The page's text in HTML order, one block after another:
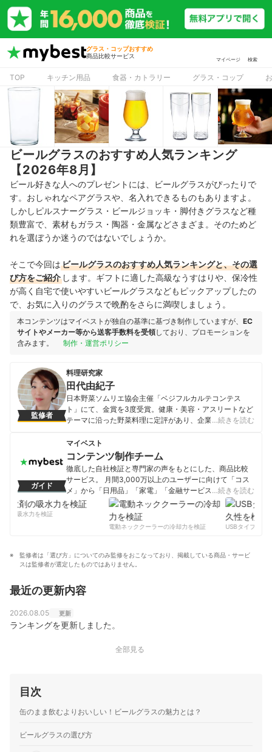
グラス・コップおすすめ
商品比較サービス
マイページ 検索
TOP キッチン用品 食器・カトラリー グラス・コップ
ビールグラスのおすすめ人気ランキング
【2026年8月】
ビール好きな人へのプレゼントには、ビールグラスがぴったりで
す。おしゃれなペアグラスや、名入れできるものもありますよ。
しかしピルスナーグラス・ビールジョッキ・脚付きグラスなど種
類豊富で、素材もガラス・陶器・金属などさまざま。そのためど
れを選ぼうか迷うのではないでしょうか。
そこで今回はビールグラスのおすすめ人気ランキングと、その選
び方をご紹介 します。ギフトに適した高級なうすはりや、保冷性
が高く自宅で使いやすいビールグラスなどもピックアップしたの
で、お気に入りのグラスで晩酌をさらに満喫しましょう。
本コンテンツはマイベストが独自の基準に基づき制作していますが、 EC
サイトやメーカー等から送客手数料を受領しており、プロモーションを
含みます。
制作・運営ポリシー
監修者
料理研究家
田代由紀子
日本野菜ソムリエ協会主催「ベジフルカルテコンテス
ト」にて、金賞を3度受賞。健康・美容・アスリートなど
テーマに沿った野菜料理に定評があり、企業・自治体な
活を！」をコンセプトに、主婦目線のアイデアを盛り込
んだ料理教室「オレンジキッチンクッキングスタジオ」
を主宰している。 野菜ソムリエ・アスリートフードマイ
スター・食生活アドバイザー等の資格多数。読売新聞ヨ
ミドクターで今日の健康レシピ「田代由紀子のアスリー
トレシピ」を連載中。
田代由紀子のプロフィール
…続きを読む
ガイド
マイベスト
コンテンツ制作チーム
徹底した自社検証と専門家の声をもとにした、商品比較
サービス。 月間3,000万以上のユーザーに向けて「コス
メ」から「日用品」「家電」「金融サービス」まで、ベ
ストな商品を選んでもらうために、毎日コンテンツを制
コンテンツ制作チームのプロフィール
…続きを読む
の吸水力を検証
電動ネッククーラーの冷却力を検証
USBタイプCケー
監修者は「選び方」についてのみ監修をおこなっており、掲載している商品・サービ
スは監修者が選定したものではありません。
最近の更新内容
2026.08.05 更新
ランキングを更新しました。
全部見る
目次
缶のまま飲むよりおいしい！ビールグラスの魅力とは？
ビールグラスの選び方